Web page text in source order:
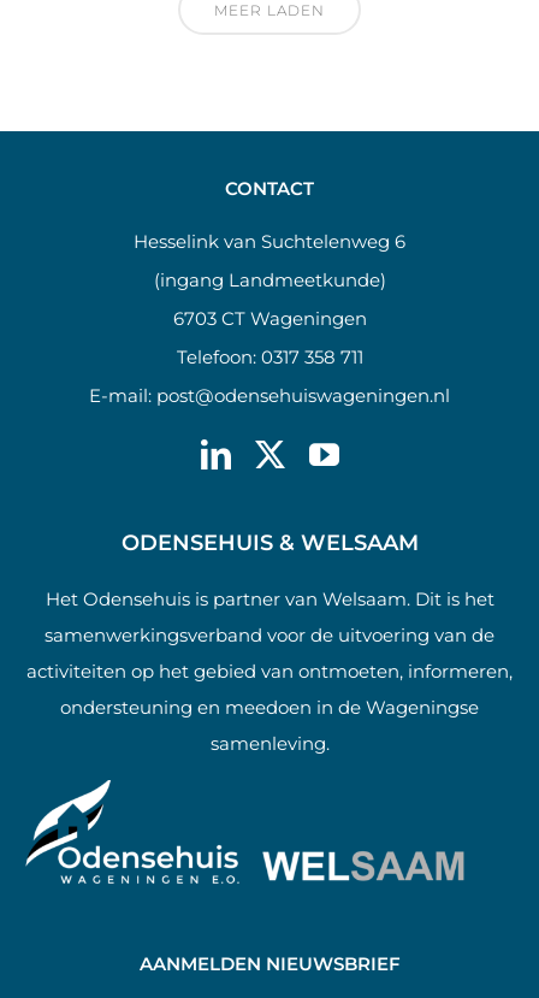
MEER LADEN
CONTACT
Hesselink van Suchtelenweg 6
(ingang Landmeetkunde)
6703 CT Wageningen
Telefoon: 0317 358 711
E-mail: post@odensehuiswageningen.nl
ODENSEHUIS & WELSAAM
Het Odensehuis is partner van Welsaam. Dit is het
samenwerkingsverband voor de uitvoering van de
activiteiten op het gebied van ontmoeten, informeren,
ondersteuning en meedoen in de Wageningse
samenleving.
AANMELDEN NIEUWSBRIEF